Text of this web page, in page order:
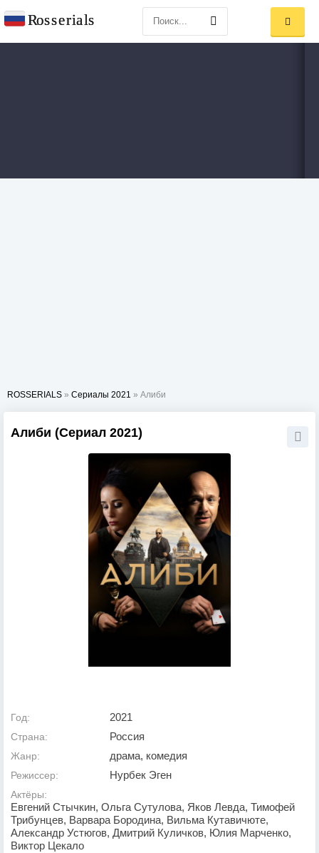
ROSSERIALS » Сериалы 2021 » Алиби
Алиби (Сериал 2021)
Год: 2021
Страна: Россия
Жанр: драма, комедия
Режиссер: Нурбек Эген
Актёры:
Евгений Стычкин, Ольга Сутулова, Яков Левда, Тимофей
Трибунцев, Варвара Бородина, Вильма Кутавичюте,
Александр Устюгов, Дмитрий Куличков, Юлия Марченко,
Виктор Цекало